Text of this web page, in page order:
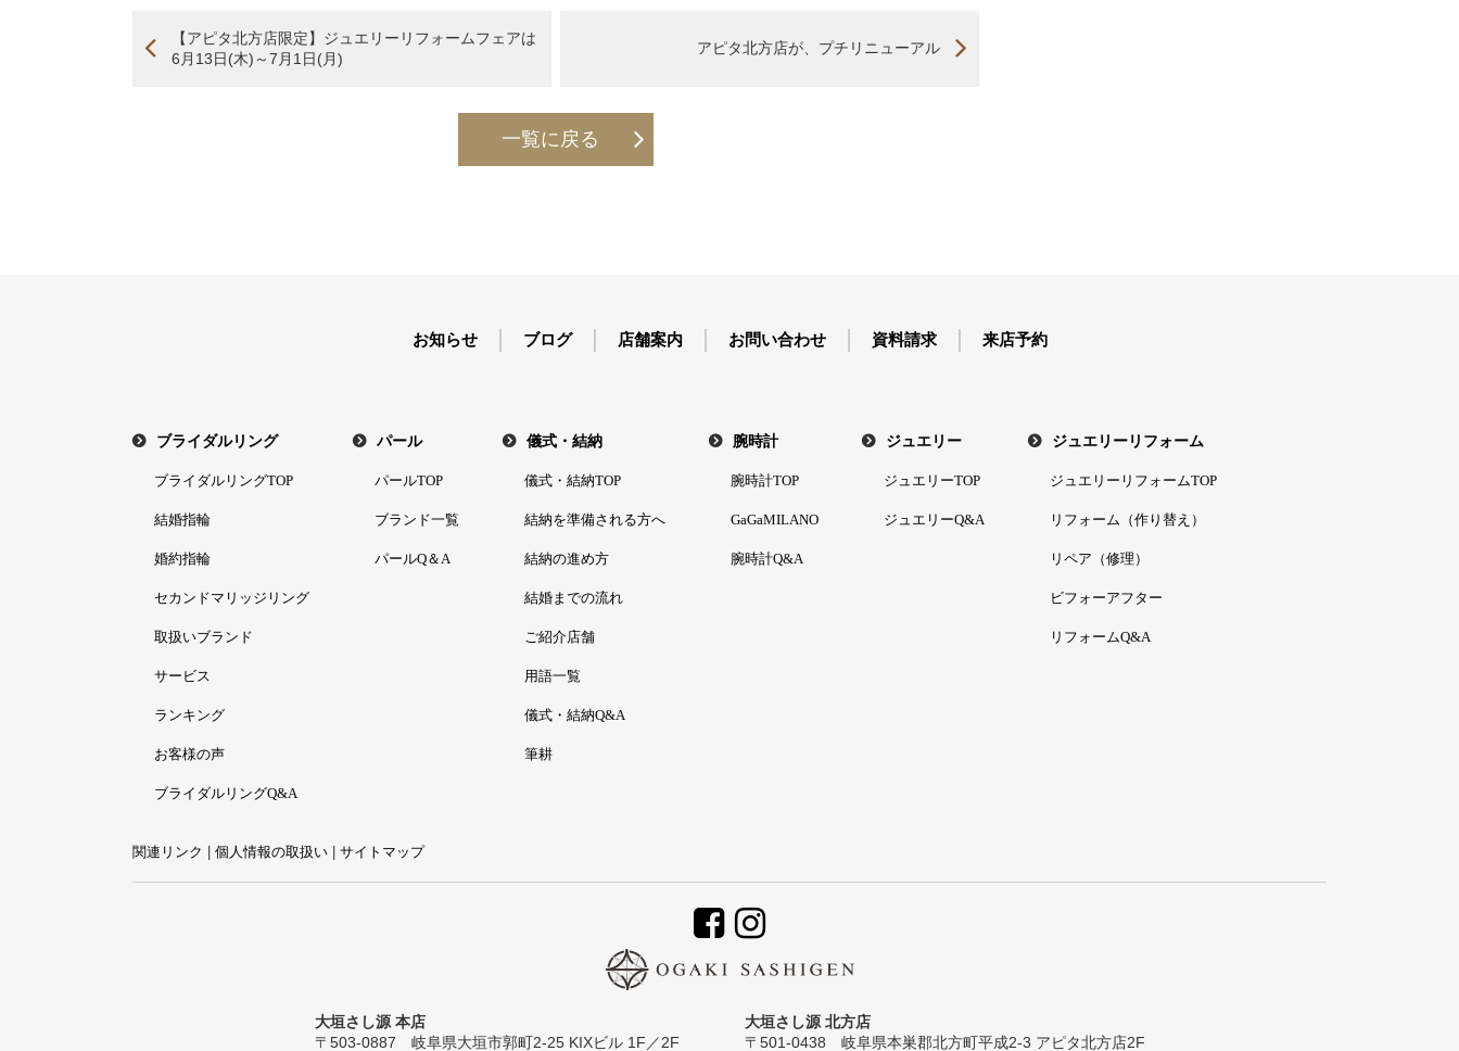
【アピタ北方店限定】ジュエリーリフォームフェアは
6月13日(木)～7月1日(月)
アピタ北方店が、プチリニューアル
一覧に戻る
お知らせ ブログ 店舗案内 お問い合わせ 資料請求 来店予約
ブライダルリング
ブライダルリングTOP
結婚指輪
婚約指輪
セカンドマリッジリング
取扱いブランド
サービス
ランキング
お客様の声
ブライダルリングQ&A
パール
パールTOP
ブランド一覧
パールQ＆A
儀式・結納
儀式・結納TOP
結納を準備される方へ
結納の進め方
結婚までの流れ
ご紹介店舗
用語一覧
儀式・結納Q&A
筆耕
腕時計
腕時計TOP
GaGaMILANO
腕時計Q&A
ジュエリー
ジュエリーTOP
ジュエリーQ&A
ジュエリーリフォーム
ジュエリーリフォームTOP
リフォーム（作り替え）
リペア（修理）
ビフォーアフター
リフォームQ&A
関連リンク 個人情報の取扱い サイトマップ
大垣さし源 本店
〒503-0887 岐阜県大垣市郭町2-25 KIXビル 1F／2F
大垣さし源 北方店
〒501-0438 岐阜県本巣郡北方町平成2-3 アピタ北方店2F